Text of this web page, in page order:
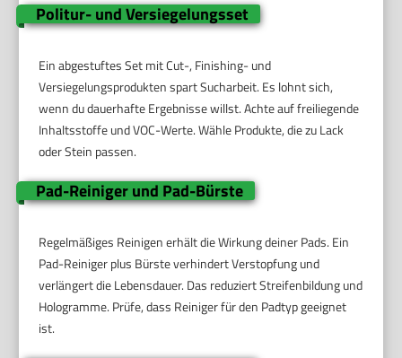
Politur- und Versiegelungsset
Ein abgestuftes Set mit Cut-, Finishing- und
Versiegelungsprodukten spart Sucharbeit. Es lohnt sich,
wenn du dauerhafte Ergebnisse willst. Achte auf freiliegende
Inhaltsstoffe und VOC-Werte. Wähle Produkte, die zu Lack
oder Stein passen.
Pad-Reiniger und Pad-Bürste
Regelmäßiges Reinigen erhält die Wirkung deiner Pads. Ein
Pad-Reiniger plus Bürste verhindert Verstopfung und
verlängert die Lebensdauer. Das reduziert Streifenbildung und
Hologramme. Prüfe, dass Reiniger für den Padtyp geeignet
ist.